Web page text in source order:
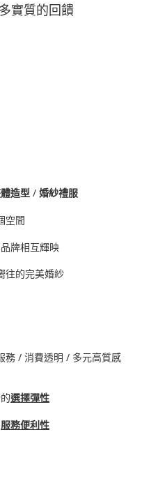
實質的回饋
造型 / 婚紗禮服
空間
牌相互輝映
往的完美婚紗
務 / 消費透明 / 多元高質感
選擇彈性
服務便利性